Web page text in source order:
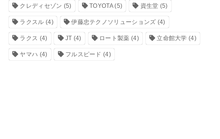
クレディセゾン (5) TOYOTA(5) 資生堂 (5)
ラクスル (4) 伊藤忠テクノソリューションズ (4)
ラクス (4) JT (4) ロート製薬 (4) 立命館大学 (4)
ヤマハ (4) フルスピード (4)